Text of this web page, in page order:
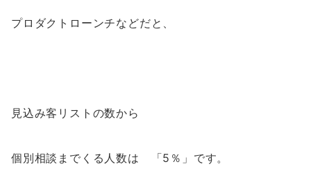
プロダクトローンチなどだと、
見込み客リストの数から
個別相談までくる人数は 「5％」です。